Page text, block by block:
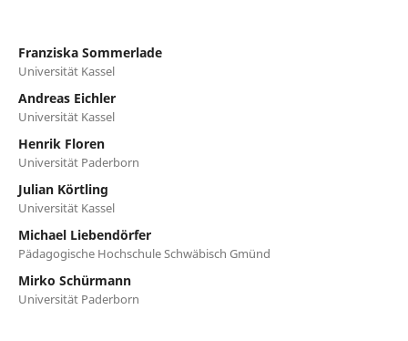
Franziska Sommerlade
Universität Kassel
Andreas Eichler
Universität Kassel
Henrik Floren
Universität Paderborn
Julian Körtling
Universität Kassel
Michael Liebendörfer
Pädagogische Hochschule Schwäbisch Gmünd
Mirko Schürmann
Universität Paderborn